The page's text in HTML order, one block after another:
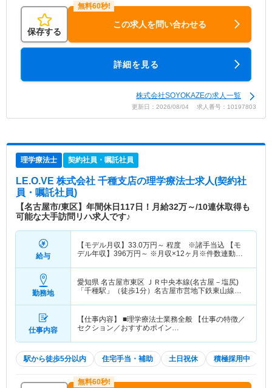
保存する
この求人を問い合わせる
詳細を見る
株式会社SOYOKAZEの求人一覧
更新日：2026/08/04 求人番号：10197803
理学療法士 契約社員・嘱託社員
LE.O.VE 株式会社 千種支店の理学療法士求人(契約社
員・嘱託社員)
【名古屋市/東区】年間休日117日！月給32万～/10連休取得も
可能な大手訪問リハ求人です♪
給与
【モデル月収】 33.0万円～ 程度 ※諸手当込 【モ
デル年収】 396万円～ ※月収×12ヶ月※件数連動性
勤務地
愛知県 名古屋市東区 ＪＲ中央本線(名古屋－塩尻)
「千種駅」（徒歩1分）名古屋市営地下鉄東山線
仕事内容
【仕事内容】 ■理学療法士業務全般 【仕事の特徴／
セクション／おすすめポイン…
駅から徒歩5分以内 住宅手当・補助 土日祝休 積極採用中